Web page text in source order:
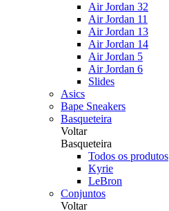
Air Jordan 32
Air Jordan 11
Air Jordan 13
Air Jordan 14
Air Jordan 5
Air Jordan 6
Slides
Asics
Bape Sneakers
Basqueteira
Voltar
Basqueteira
Todos os produtos
Kyrie
LeBron
Conjuntos
Voltar